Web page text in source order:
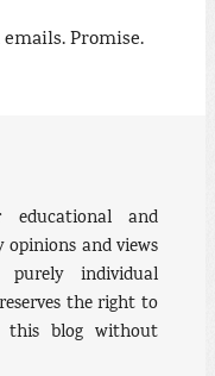
Promise.
and
and views
individual
the right to
blog without